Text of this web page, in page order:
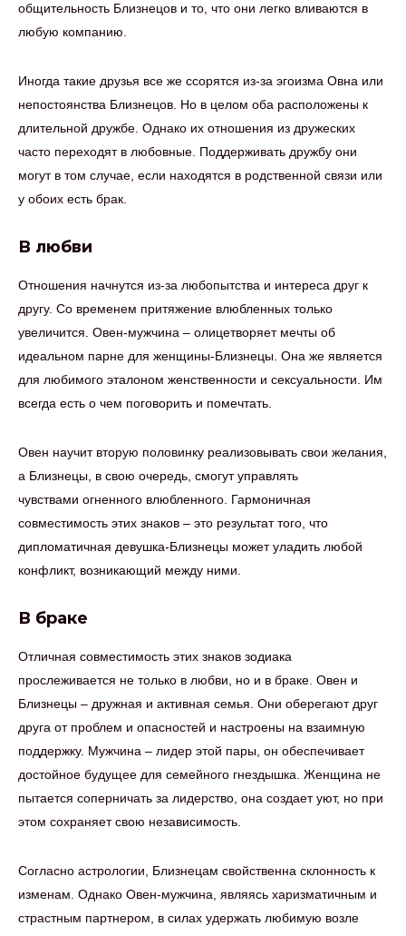
общительность Близнецов и то, что они легко вливаются в
любую компанию.
Иногда такие друзья все же ссорятся из-за эгоизма Овна или
непостоянства Близнецов. Но в целом оба расположены к
длительной дружбе. Однако их отношения из дружеских
часто переходят в любовные. Поддерживать дружбу они
могут в том случае, если находятся в родственной связи или
у обоих есть брак.
В любви
Отношения начнутся из-за любопытства и интереса друг к
другу. Со временем притяжение влюбленных только
увеличится. Овен-мужчина – олицетворяет мечты об
идеальном парне для женщины-Близнецы. Она же является
для любимого эталоном женственности и сексуальности. Им
всегда есть о чем поговорить и помечтать.
Овен научит вторую половинку реализовывать свои желания,
а Близнецы, в свою очередь, смогут управлять
чувствами огненного влюбленного. Гармоничная
совместимость этих знаков – это результат того, что
дипломатичная девушка-Близнецы может уладить любой
конфликт, возникающий между ними.
В браке
Отличная совместимость этих знаков зодиака
прослеживается не только в любви, но и в браке. Овен и
Близнецы – дружная и активная семья. Они оберегают друг
друга от проблем и опасностей и настроены на взаимную
поддержку. Мужчина – лидер этой пары, он обеспечивает
достойное будущее для семейного гнездышка. Женщина не
пытается соперничать за лидерство, она создает уют, но при
этом сохраняет свою независимость.
Согласно астрологии, Близнецам свойственна склонность к
изменам. Однако Овен-мужчина, являясь харизматичным и
страстным партнером, в силах удержать любимую возле